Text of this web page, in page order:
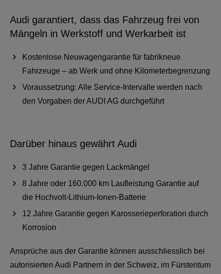
Audi garantiert, dass das Fahrzeug frei von
Mängeln in Werkstoff und Werkarbeit ist
Kostenlose Neuwagengarantie für fabrikneue
Fahrzeuge – ab Werk und ohne Kilometerbegrenzung
Voraussetzung: Alle Service-Intervalle werden nach
den Vorgaben der AUDI AG durchgeführt
Darüber hinaus gewährt Audi
3 Jahre Garantie gegen Lackmängel
8 Jahre oder 160.000 km Laufleistung Garantie auf
die Hochvolt-Lithium-Ionen-Batterie
12 Jahre Garantie gegen Karosserieperforation durch
Korrosion
Ansprüche aus der Garantie können ausschliesslich bei
autorisierten Audi Partnern in der Schweiz, im Fürstentum